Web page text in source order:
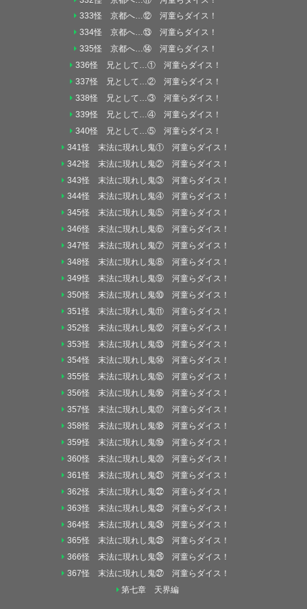
333怪 京都へ…⑫ 河童らダイス！
334怪 京都へ…⑬ 河童らダイス！
335怪 京都へ…⑭ 河童らダイス！
336怪 兄として…① 河童らダイス！
337怪 兄として…② 河童らダイス！
338怪 兄として…③ 河童らダイス！
339怪 兄として…④ 河童らダイス！
340怪 兄として…⑤ 河童らダイス！
341怪 末法に現れし鬼① 河童らダイス！
342怪 末法に現れし鬼② 河童らダイス！
343怪 末法に現れし鬼③ 河童らダイス！
344怪 末法に現れし鬼④ 河童らダイス！
345怪 末法に現れし鬼⑤ 河童らダイス！
346怪 末法に現れし鬼⑥ 河童らダイス！
347怪 末法に現れし鬼⑦ 河童らダイス！
348怪 末法に現れし鬼⑧ 河童らダイス！
349怪 末法に現れし鬼⑨ 河童らダイス！
350怪 末法に現れし鬼⑩ 河童らダイス！
351怪 末法に現れし鬼⑪ 河童らダイス！
352怪 末法に現れし鬼⑫ 河童らダイス！
353怪 末法に現れし鬼⑬ 河童らダイス！
354怪 末法に現れし鬼⑭ 河童らダイス！
355怪 末法に現れし鬼⑮ 河童らダイス！
356怪 末法に現れし鬼⑯ 河童らダイス！
357怪 末法に現れし鬼⑰ 河童らダイス！
358怪 末法に現れし鬼⑱ 河童らダイス！
359怪 末法に現れし鬼⑲ 河童らダイス！
360怪 末法に現れし鬼⑳ 河童らダイス！
361怪 末法に現れし鬼㉑ 河童らダイス！
362怪 末法に現れし鬼㉒ 河童らダイス！
363怪 末法に現れし鬼㉓ 河童らダイス！
364怪 末法に現れし鬼㉔ 河童らダイス！
365怪 末法に現れし鬼㉕ 河童らダイス！
366怪 末法に現れし鬼㉖ 河童らダイス！
367怪 末法に現れし鬼㉗ 河童らダイス！
第七章 天界編